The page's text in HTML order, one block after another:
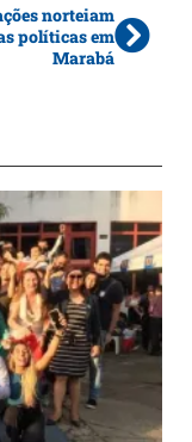
norteiam
políticas em
Marabá